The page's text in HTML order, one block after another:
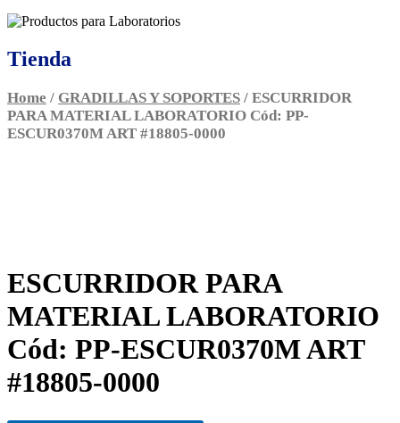
Tienda
Home / GRADILLAS Y SOPORTES / ESCURRIDOR
PARA MATERIAL LABORATORIO Cód: PP-
ESCUR0370M ART #18805-0000
ESCURRIDOR PARA
MATERIAL LABORATORIO
Cód: PP-ESCUR0370M ART
#18805-0000